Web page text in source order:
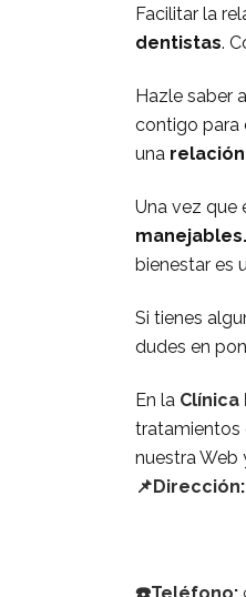
Facilitar la
dentistas.
Hazle saber
contigo para
una
Una vez que
manejables.
bienestar es
Si tienes
dudes en
En la Clínica
tratamientos
nuestra Web
📌Dirección: